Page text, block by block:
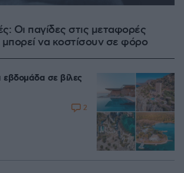
Οι παγίδες στις μεταφορές
να κοστίσουν σε φόρο
εβδομάδα σε βίλες
2